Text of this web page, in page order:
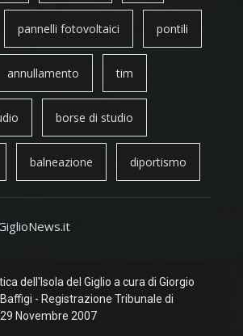
pannelli fotovoltaici pontili
annullamento tim
borse di studio
balneazione diportismo
dell'Isola del Giglio a cura di Giorgio
- Registrazione Tribunale di
Novembre 2007